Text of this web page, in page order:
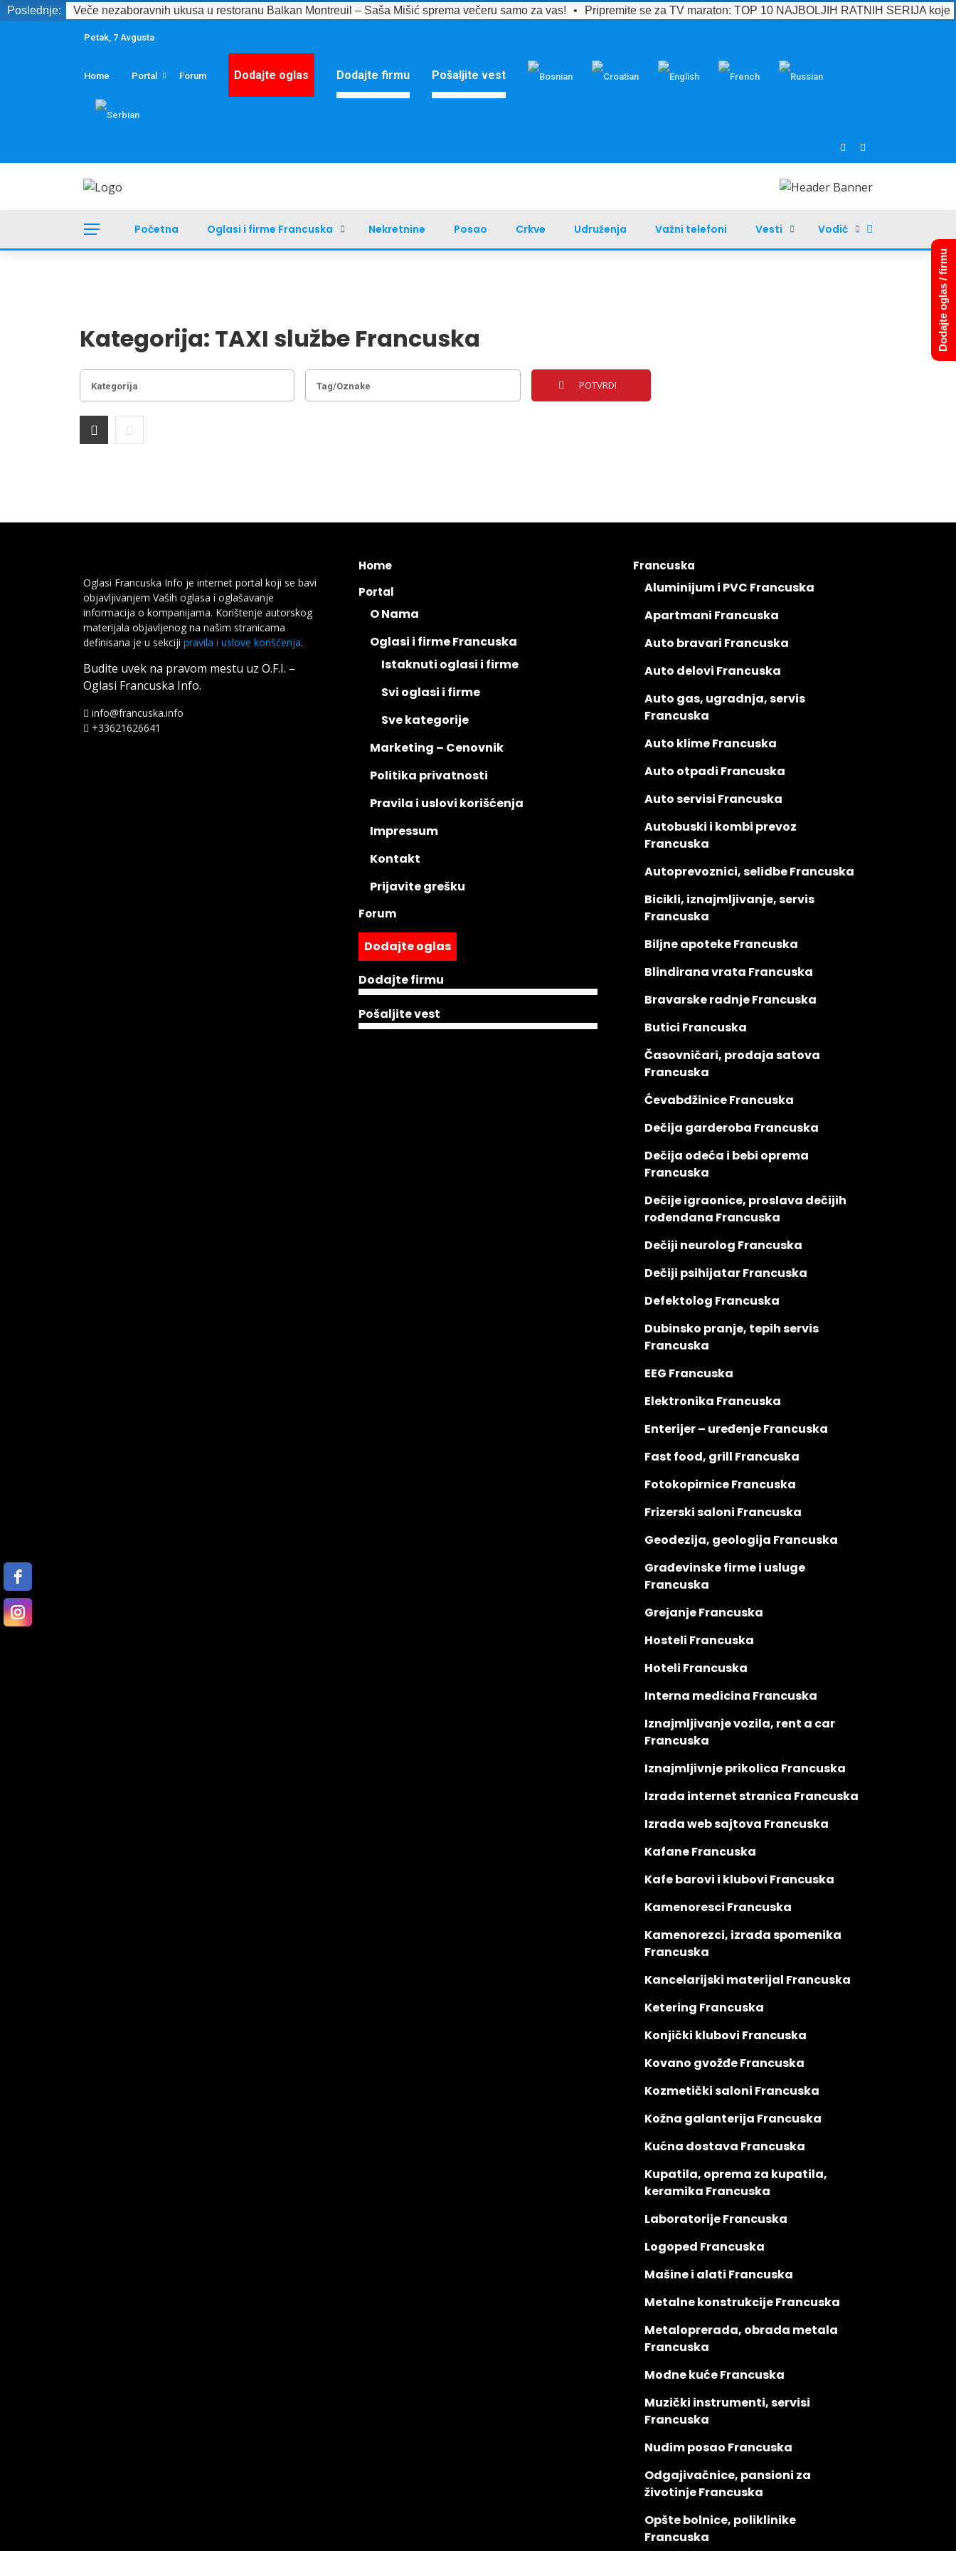
Poslednje: Veče nezaboravnih ukusa u restoranu Balkan Montreuil – Saša Mišić sprema večeru samo za vas! • Pripremite se za TV maraton: TOP 10 NAJBOLJIH RATNIH SERIJA
Petak, 7 Avgusta
Home Portal Forum Dodajte oglas Dodajte firmu Pošaljite vest
Početna Oglasi i firme Francuska Nekretnine Posao Crkve Udruženja Važni telefoni Vesti Vodič
Kategorija: TAXI službe Francuska
Oglasi Francuska Info je internet portal koji se bavi
objavljivanjem Vaših oglasa i oglašavanje
informacija o kompanijama. Korištenje autorskog
materijala objavljenog na našim stranicama
definisana je u sekciji pravila i uslove korišćenja.
Budite uvek na pravom mestu uz O.F.I. –
Oglasi Francuska Info.
info@francuska.info
+33621626641
Home
Portal
O Nama
Oglasi i firme Francuska
Istaknuti oglasi i firme
Svi oglasi i firme
Sve kategorije
Marketing – Cenovnik
Politika privatnosti
Pravila i uslovi korišćenja
Impressum
Kontakt
Prijavite grešku
Forum
Dodajte oglas
Dodajte firmu
Pošaljite vest
Francuska
Aluminijum i PVC Francuska
Apartmani Francuska
Auto bravari Francuska
Auto delovi Francuska
Auto gas, ugradnja, servis
Francuska
Auto klime Francuska
Auto otpadi Francuska
Auto servisi Francuska
Autobuski i kombi prevoz
Francuska
Autoprevoznici, selidbe Francuska
Bicikli, iznajmljivanje, servis
Francuska
Biljne apoteke Francuska
Blindirana vrata Francuska
Bravarske radnje Francuska
Butici Francuska
Časovničari, prodaja satova
Francuska
Ćevabdžinice Francuska
Dečija garderoba Francuska
Dečija odeća i bebi oprema
Francuska
Dečije igraonice, proslava dečijih
rođendana Francuska
Dečiji neurolog Francuska
Dečiji psihijatar Francuska
Defektolog Francuska
Dubinsko pranje, tepih servis
Francuska
EEG Francuska
Elektronika Francuska
Enterijer – uređenje Francuska
Fast food, grill Francuska
Fotokopirnice Francuska
Frizerski saloni Francuska
Geodezija, geologija Francuska
Građevinske firme i usluge
Francuska
Grejanje Francuska
Hosteli Francuska
Hoteli Francuska
Interna medicina Francuska
Iznajmljivanje vozila, rent a car
Francuska
Iznajmljivnje prikolica Francuska
Izrada internet stranica Francuska
Izrada web sajtova Francuska
Kafane Francuska
Kafe barovi i klubovi Francuska
Kamenoresci Francuska
Kamenorezci, izrada spomenika
Francuska
Kancelarijski materijal Francuska
Ketering Francuska
Konjički klubovi Francuska
Kovano gvožđe Francuska
Kozmetički saloni Francuska
Kožna galanterija Francuska
Kućna dostava Francuska
Kupatila, oprema za kupatila,
keramika Francuska
Laboratorije Francuska
Logoped Francuska
Mašine i alati Francuska
Metalne konstrukcije Francuska
Metaloprerada, obrada metala
Francuska
Modne kuće Francuska
Muzički instrumenti, servisi
Francuska
Nudim posao Francuska
Odgajivačnice, pansioni za
životinje Francuska
Opšte bolnice, poliklinike
Francuska
Dodajte oglas / firmu